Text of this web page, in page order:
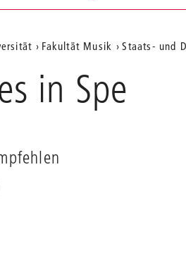
&
Fakultät Musik Staats- und
in Spe
E-Mail weiterempfehlen
auf Facebook